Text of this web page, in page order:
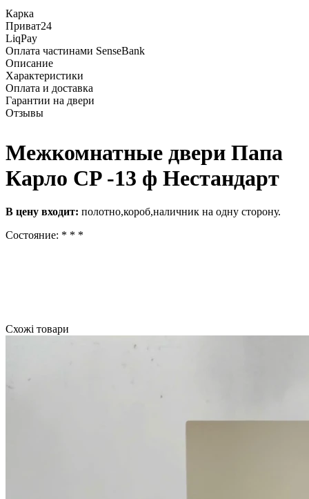
Карка
Приват24
LiqPay
Оплата частинами SenseBank
Описание
Характеристики
Оплата и доставка
Гарантии на двери
Отзывы
Межкомнатные двери Папа
Карло CP -13 ф Нестандарт
В цену входит: полотно,короб,наличник на одну сторону.
Состояние: * * *
Схожі товари